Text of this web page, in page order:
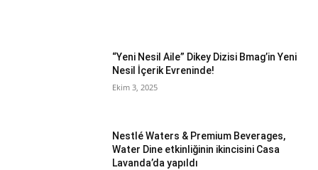
“Yeni Nesil Aile” Dikey Dizisi Bmag’in Yeni
Nesil İçerik Evreninde!
Ekim 3, 2025
Nestlé Waters & Premium Beverages,
Water Dine etkinliğinin ikincisini Casa
Lavanda’da yapıldı